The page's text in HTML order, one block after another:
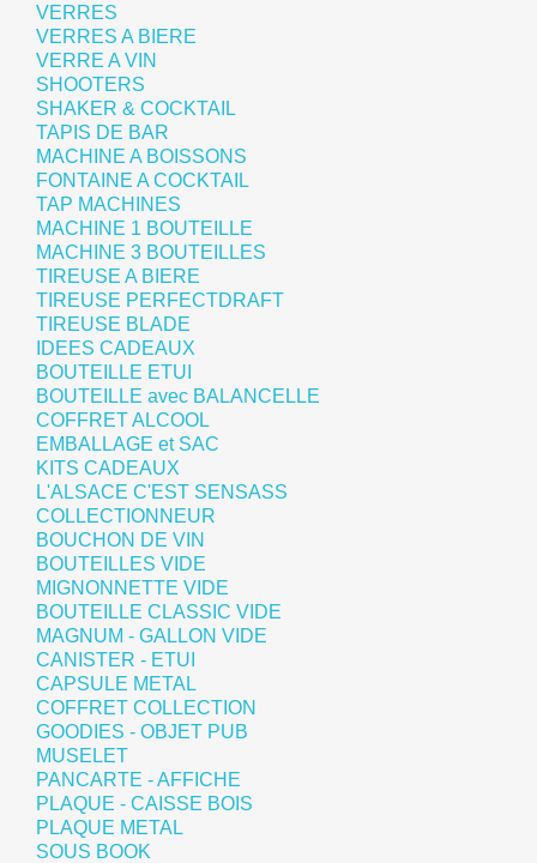
VERRES
VERRES A BIERE
VERRE A VIN
SHOOTERS
SHAKER & COCKTAIL
TAPIS DE BAR
MACHINE A BOISSONS
FONTAINE A COCKTAIL
TAP MACHINES
MACHINE 1 BOUTEILLE
MACHINE 3 BOUTEILLES
TIREUSE A BIERE
TIREUSE PERFECTDRAFT
TIREUSE BLADE
IDEES CADEAUX
BOUTEILLE ETUI
BOUTEILLE avec BALANCELLE
COFFRET ALCOOL
EMBALLAGE et SAC
KITS CADEAUX
L'ALSACE C'EST SENSASS
COLLECTIONNEUR
BOUCHON DE VIN
BOUTEILLES VIDE
MIGNONNETTE VIDE
BOUTEILLE CLASSIC VIDE
MAGNUM - GALLON VIDE
CANISTER - ETUI
CAPSULE METAL
COFFRET COLLECTION
GOODIES - OBJET PUB
MUSELET
PANCARTE - AFFICHE
PLAQUE - CAISSE BOIS
PLAQUE METAL
SOUS BOOK